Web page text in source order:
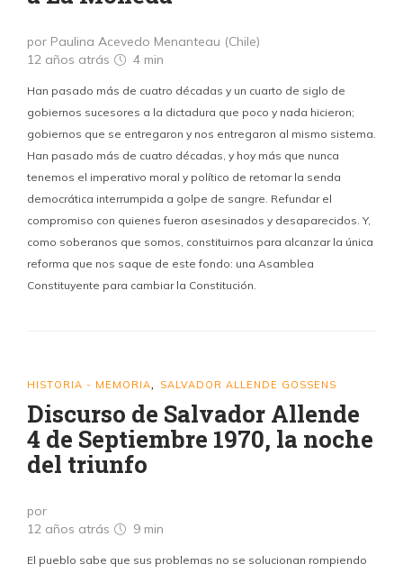
por Paulina Acevedo Menanteau (Chile)
12 años atrás
4 min
Han pasado más de cuatro décadas y un cuarto de siglo de
gobiernos sucesores a la dictadura que poco y nada hicieron;
gobiernos que se entregaron y nos entregaron al mismo sistema.
Han pasado más de cuatro décadas, y hoy más que nunca
tenemos el imperativo moral y político de retomar la senda
democrática interrumpida a golpe de sangre. Refundar el
compromiso con quienes fueron asesinados y desaparecidos. Y,
como soberanos que somos, constituirnos para alcanzar la única
reforma que nos saque de este fondo: una Asamblea
Constituyente para cambiar la Constitución.
HISTORIA - MEMORIA SALVADOR ALLENDE GOSSENS
Discurso de Salvador Allende
4 de Septiembre 1970, la noche
del triunfo
por
12 años atrás
9 min
El pueblo sabe que sus problemas no se solucionan rompiendo